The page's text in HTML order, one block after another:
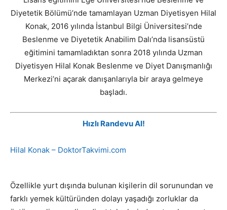
Diyetetik Bölümü’nde tamamlayan Uzman Diyetisyen Hilal
Konak, 2016 yılında İstanbul Bilgi Üniversitesi’nde
Beslenme ve Diyetetik Anabilim Dalı’nda lisansüstü
eğitimini tamamladıktan sonra 2018 yılında Uzman
Diyetisyen Hilal Konak Beslenme ve Diyet Danışmanlığı
Merkezi’ni açarak danışanlarıyla bir araya gelmeye
başladı.
Hızlı Randevu Al!
Hilal Konak – DoktorTakvimi.com
Özellikle yurt dışında bulunan kişilerin dil sorunundan ve
farklı yemek kültüründen dolayı yaşadığı zorluklar da